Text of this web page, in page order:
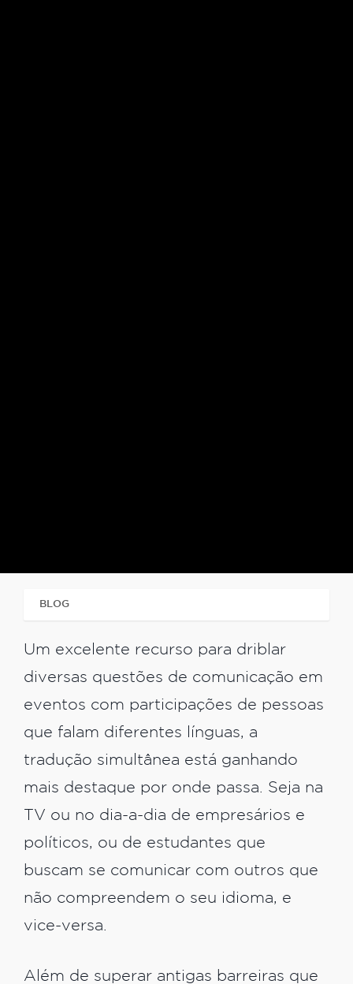
BLOG
Um excelente recurso para driblar
diversas questões de comunicação em
eventos com participações de pessoas
que falam diferentes línguas, a
tradução simultânea está ganhando
mais destaque por onde passa. Seja na
TV ou no dia-a-dia de empresários e
políticos, ou de estudantes que
buscam se comunicar com outros que
não compreendem o seu idioma, e
vice-versa.
Além de superar antigas barreiras que